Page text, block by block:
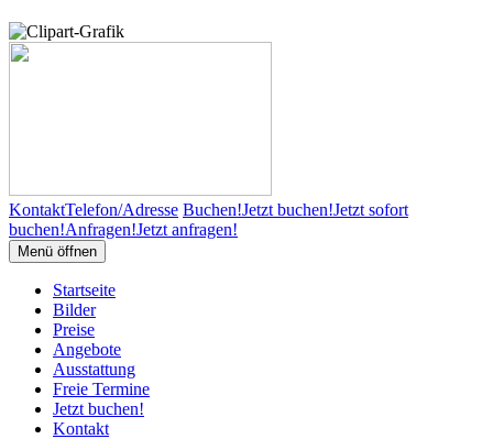
KontaktTelefon/Adresse Buchen!Jetzt buchen!Jetzt sofort
buchen!Anfragen!Jetzt anfragen!
Menü öffnen
Startseite
Bilder
Preise
Angebote
Ausstattung
Freie Termine
Jetzt buchen!
Kontakt